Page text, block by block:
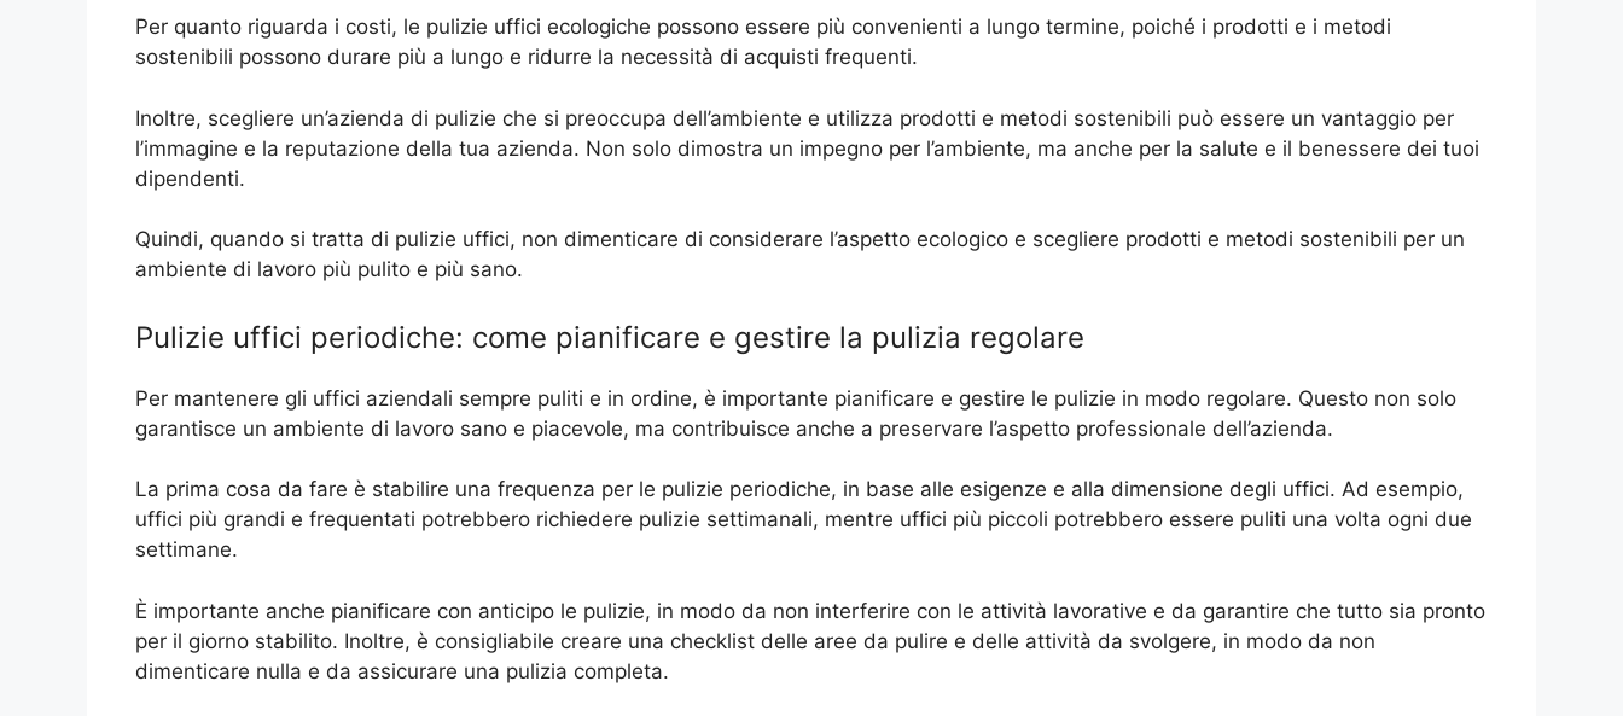
Per quanto riguarda i costi, le pulizie uffici ecologiche possono essere più convenienti a lungo termine, poiché i prodotti e i metodi
sostenibili possono durare più a lungo e ridurre la necessità di acquisti frequenti.
Inoltre, scegliere un’azienda di pulizie che si preoccupa dell’ambiente e utilizza prodotti e metodi sostenibili può essere un vantaggio per
l’immagine e la reputazione della tua azienda. Non solo dimostra un impegno per l’ambiente, ma anche per la salute e il benessere dei tuoi
dipendenti.
Quindi, quando si tratta di pulizie uffici, non dimenticare di considerare l’aspetto ecologico e scegliere prodotti e metodi sostenibili per un
ambiente di lavoro più pulito e più sano.
Pulizie uffici periodiche: come pianificare e gestire la pulizia regolare
Per mantenere gli uffici aziendali sempre puliti e in ordine, è importante pianificare e gestire le pulizie in modo regolare. Questo non solo
garantisce un ambiente di lavoro sano e piacevole, ma contribuisce anche a preservare l’aspetto professionale dell’azienda.
La prima cosa da fare è stabilire una frequenza per le pulizie periodiche, in base alle esigenze e alla dimensione degli uffici. Ad esempio,
uffici più grandi e frequentati potrebbero richiedere pulizie settimanali, mentre uffici più piccoli potrebbero essere puliti una volta ogni due
settimane.
È importante anche pianificare con anticipo le pulizie, in modo da non interferire con le attività lavorative e da garantire che tutto sia pronto
per il giorno stabilito. Inoltre, è consigliabile creare una checklist delle aree da pulire e delle attività da svolgere, in modo da non
dimenticare nulla e da assicurare una pulizia completa.